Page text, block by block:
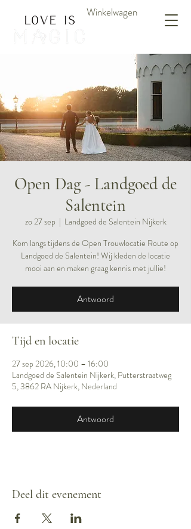
Winkelwagen
Open Dag - Landgoed de
Salentein
zo 27 sep
  |
Landgoed de Salentein Nijkerk
Kom langs tijdens de Open Trouwlocatie Route op
Landgoed de Salentein! Wij kleden de locatie
mooi aan en maken graag kennis met jullie!
Antwoord
Tijd en locatie
27 sep 2026, 10:00 – 16:00
Landgoed de Salentein Nijkerk, Putterstraatweg
5, 3862 RA Nijkerk, Nederland
Antwoord
Deel dit evenement